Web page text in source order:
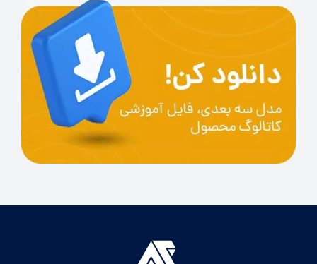
امکان چاپ قطعات بسیار بزرگ با
حفظ کیفیت چاپ سه بعدی
دوام، استحکام و طول عمر بالای
CR10 MAX 3Dprinter
در مجموع عواملی مانند سایز چاپ، دقت
ابعادی، تنوع در فیلامنت، رضایتمندی کاربران